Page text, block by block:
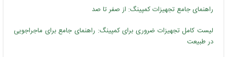
راهنمای جامع تجهیزات کمپینگ: از صفر تا صد
لیست کامل تجهیزات ضروری برای کمپینگ: راهنمای جامع برای ماجراجویی
در طبیعت